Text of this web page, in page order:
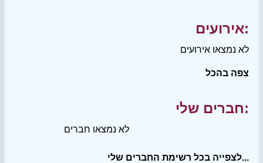
אירועים:
לא נמצאו אירועים
צפה בהכל
חברים שלי:
לא נמצאו חברים
לצפייה בכל רשימת החברים שלי...